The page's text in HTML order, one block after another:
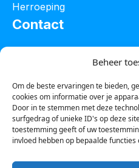
Beheer
Om de beste ervaringen te bieden,
cookies om informatie over je
Door in te stemmen met deze
surfgedrag of unieke ID's op deze
toestemming geeft of uw
invloed hebben op bepaalde
Herroeping
Contact
Tel :0850601800
Whatsapp : 0623388306